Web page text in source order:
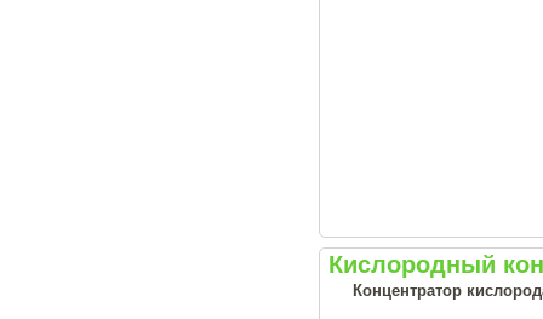
Кислородный
Концентратор